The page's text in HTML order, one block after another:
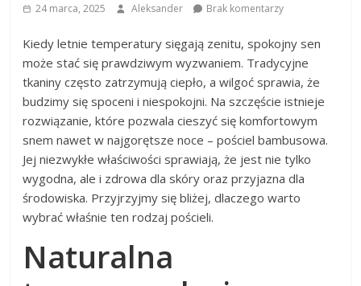
24 marca, 2025 Aleksander Brak komentarzy
Kiedy letnie temperatury sięgają zenitu, spokojny sen
może stać się prawdziwym wyzwaniem. Tradycyjne
tkaniny często zatrzymują ciepło, a wilgoć sprawia, że
budzimy się spoceni i niespokojni. Na szczęście istnieje
rozwiązanie, które pozwala cieszyć się komfortowym
snem nawet w najgorętsze noce – pościel bambusowa.
Jej niezwykłe właściwości sprawiają, że jest nie tylko
wygodna, ale i zdrowa dla skóry oraz przyjazna dla
środowiska. Przyjrzyjmy się bliżej, dlaczego warto
wybrać właśnie ten rodzaj pościeli.
Naturalna